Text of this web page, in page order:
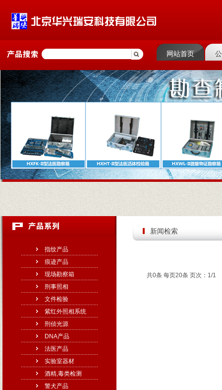
网站首页
指纹产品
痕迹产品
现场勘察箱
刑事照相
文件检验
紫红外照相系统
刑侦光源
DNA产品
法医产品
实验室器材
酒精,毒类检测
警犬产品
新闻检索
共0条 每页20条 页次：1/1